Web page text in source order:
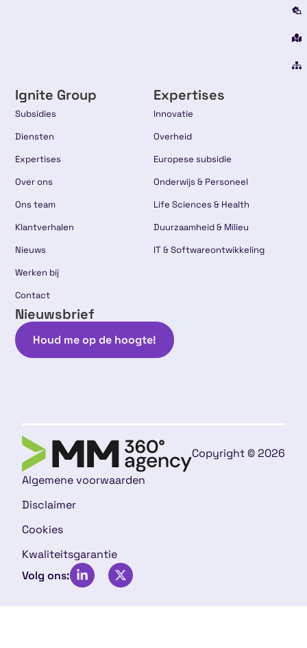
Ignite Group
Subsidies
Diensten
Expertises
Over ons
Ons team
Klantverhalen
Nieuws
Werken bij
Contact
Expertises
Innovatie
Overheid
Europese subsidie
Onderwijs & Personeel
Life Sciences & Health
Duurzaamheid & Milieu
IT & Softwareontwikkeling
Nieuwsbrief
Houd me op de hoogte!
Copyright © 2026
Algemene voorwaarden
Disclaimer
Cookies
Kwaliteitsgarantie
Volg ons: